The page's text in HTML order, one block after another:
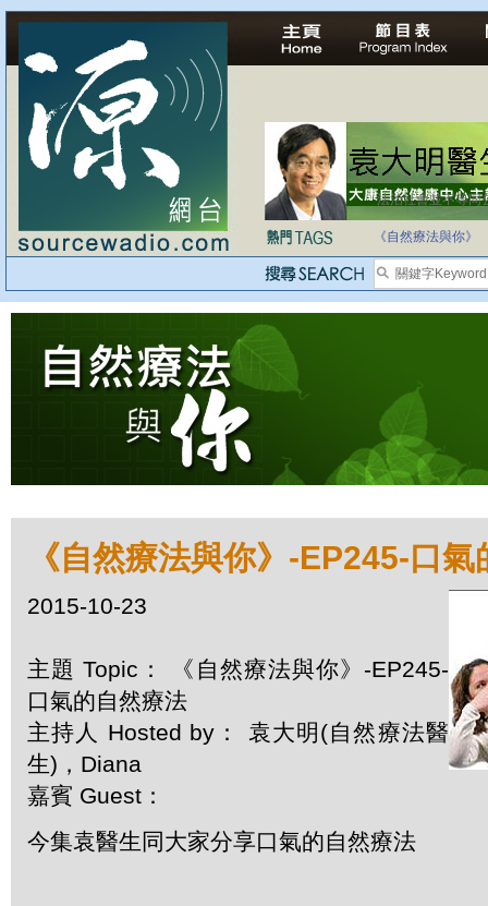
法治社會並不等同
自家教育合法化-
《自然療法與你》
《自然療法與你》-EP245-口
2015-10-23
主題 Topic： 《自然療法與你》-EP245-
口氣的自然療法
主持人 Hosted by： 袁大明(自然療法醫
生)，Diana
嘉賓 Guest：
今集袁醫生同大家分享口氣的自然療法